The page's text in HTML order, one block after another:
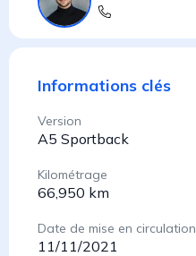
Informations clés
Version
A5 Sportback
Kilométrage
66,950 km
Date de mise en circulation
11/11/2021